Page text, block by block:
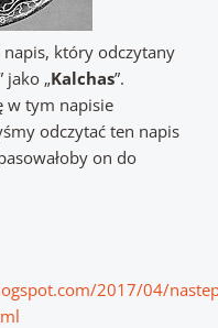
który odczytany
jako „Kalchas”.
w tym napisie
odczytać ten napis
on do
2017/04/